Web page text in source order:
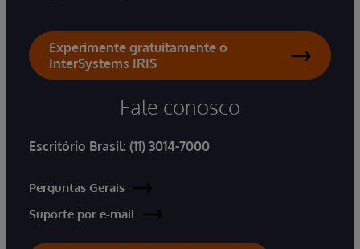
Experimente gratuitamente o
InterSystems IRIS
Fale conosco
Escritório Brasil: (11) 3014-7000
Perguntas Gerais
Suporte por e-mail